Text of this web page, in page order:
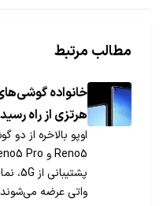
مطالب مرتبط
هرتزی از راه
اوپو بالاخره از
واتی عرضه